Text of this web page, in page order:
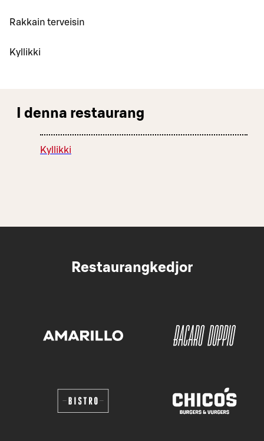
Rakkain terveisin
Kyllikki
I denna restaurang
Kyllikki
Restaurangkedjor